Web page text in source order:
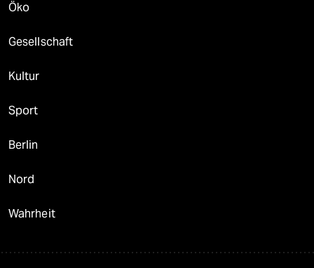
Öko
Gesellschaft
Kultur
Sport
Berlin
Nord
Wahrheit